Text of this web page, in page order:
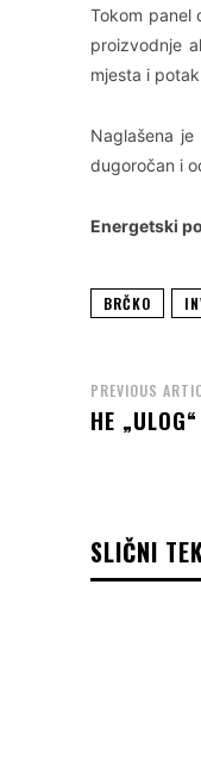
Tokom panel
proizvodnje
mjesta i
Naglašena
dugoročan i
Energetski
BRČKO
PREVIOUS
HE
SLIČNI